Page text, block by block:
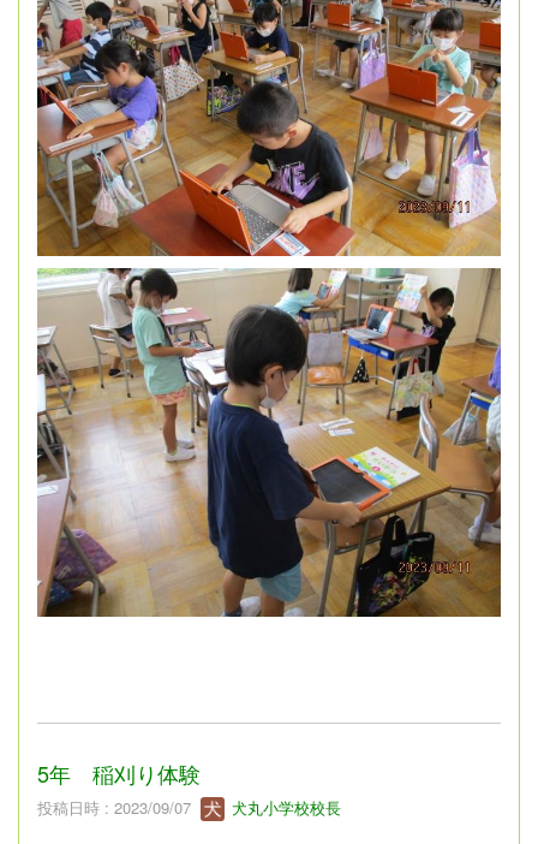
5年 稲刈り体験
投稿日時 : 2023/09/07 犬丸小学校校長